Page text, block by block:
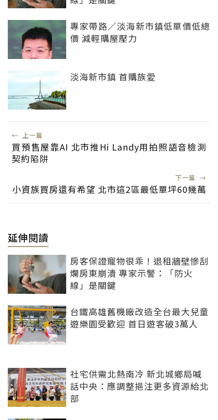
專家帶路／淡海新市鎮低單價低總
價 減輕購屋壓力
淡海新市鎮 首購族愛
← 上一篇
買預售屋靠AI 北市推Hi Landy用拍照語音檢測
契約陷阱
下一篇 →
小資族買房還有希望 北市這2區最低單坪60幾萬
延伸閱讀
房客保證寵物很乖！退租牆壁慘刮
爛房東崩潰 專家示警：「防火
線」是關鍵
台鐵高雄舊機廠改造全台最大兒童
遊樂園受歡迎 首日遊客破3萬人
社宅供需北熱南冷 新北城鄉局喊
話中央：應調整挹注更多資源給北
部